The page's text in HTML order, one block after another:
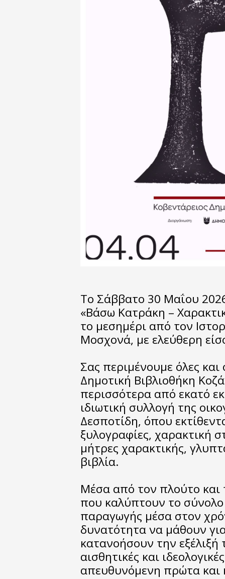
Το Σάββατο 30 Μαΐου
«Βάσω Κατράκη –
το μεσημέρι από τον
Μοσχονά, με ελεύθερη
Σας περιμένουμε όλες
Δημοτική Βιβλιοθήκη
περισσότερα από εκατό
ιδιωτική συλλογή της
Δεσποτίδη, όπου
ξυλογραφίες, χαρακτική
μήτρες χαρακτικής,
βιβλία.
Μέσα από τον πλούτο και
που καλύπτουν το σύνολο
παραγωγής μέσα στον
δυνατότητα να μάθουν
κατανοήσουν την εξέλιξή
αισθητικές και
απευθυνόμενη πρώτα